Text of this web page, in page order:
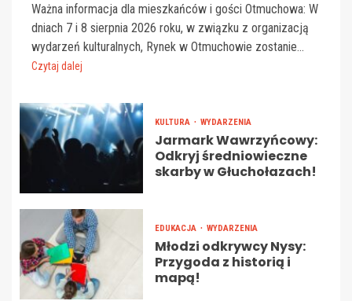
Ważna informacja dla mieszkańców i gości Otmuchowa: W
dniach 7 i 8 sierpnia 2026 roku, w związku z organizacją
wydarzeń kulturalnych, Rynek w Otmuchowie zostanie...
Czytaj dalej
KULTURA WYDARZENIA
Jarmark Wawrzyńcowy:
Odkryj średniowieczne
skarby w Głuchołazach!
EDUKACJA WYDARZENIA
Młodzi odkrywcy Nysy:
Przygoda z historią i
mapą!